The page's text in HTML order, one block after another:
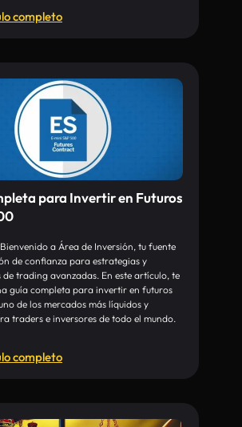
completo
para Invertir en Futuros
a Área de Inversión, tu fuente
de confianza para estrategias y
trading avanzadas. En este artículo, te
guía completa para invertir en futuros
de los mercados más líquidos y
traders e inversores de todo el mundo.
completo